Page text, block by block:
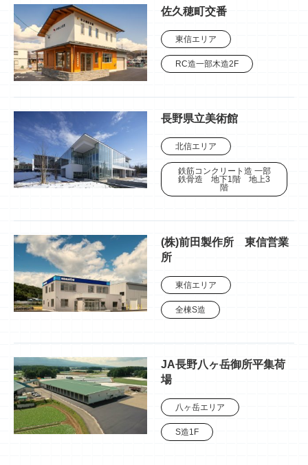
佐久穂町交番
東信エリア
RC造一部木造2F
長野県立美術館
北信エリア
鉄筋コンクリート造 一部
鉄骨造 地下1階 地上3
階
(株)前田製作所 東信営業
所
東信エリア
全棟S造
JA長野八ヶ岳御所平集荷
場
八ヶ岳エリア
S造1F